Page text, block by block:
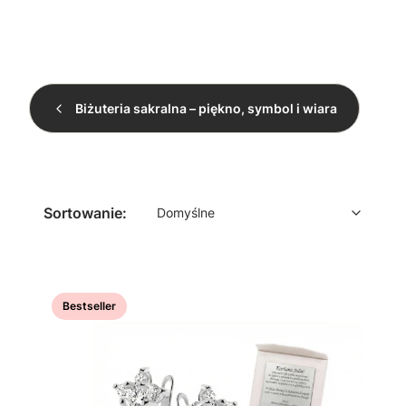
Biżuteria sakralna – piękno, symbol i wiara
Lista produktów
Sortowanie: Domyślne
Domyślne
Bestseller